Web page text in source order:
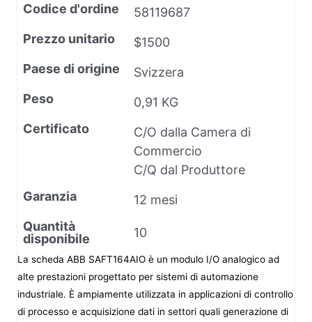
Codice d'ordine
58119687
Prezzo unitario
$1500
Paese di origine
Svizzera
Peso
0,91 KG
Certificato
C/O dalla Camera di
Commercio
C/Q dal Produttore
Garanzia
12 mesi
Quantità
disponibile
10
La scheda ABB SAFT164AIO è un modulo I/O analogico ad
alte prestazioni progettato per sistemi di automazione
industriale. È ampiamente utilizzata in applicazioni di controllo
di processo e acquisizione dati in settori quali generazione di